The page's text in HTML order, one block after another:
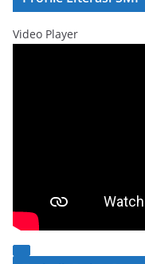
Video Player